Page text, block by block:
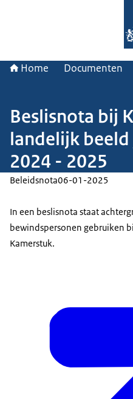
Home Documenten
Beslisnota bij
landelijk
2024 - 2025
Beleidsnota06-01-2025
In een beslisnota staat
bewindspersonen gebruiken
Kamerstuk.